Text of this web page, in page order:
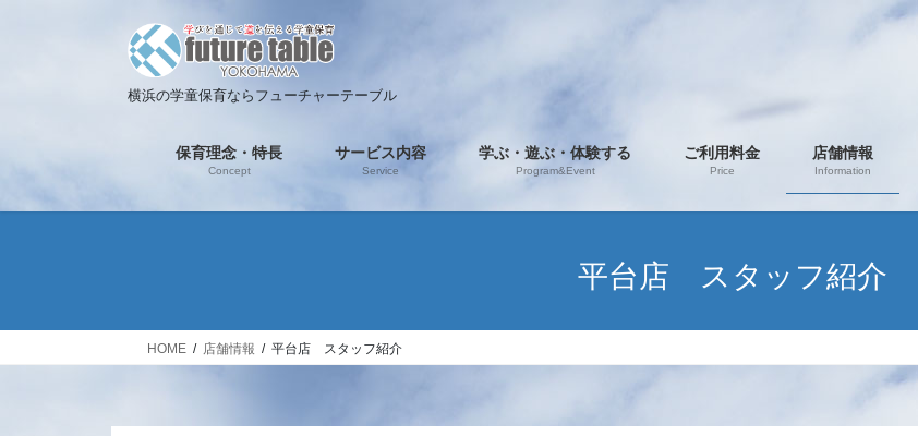
横浜の学童保育ならフューチャーテーブル
保育理念・特長
Concept
サービス内容
Service
学ぶ・遊ぶ・体験する
Program&Event
ご利用料金
Price
店舗情報
Information
平台店 スタッフ紹介
HOME 店舗情報 平台店 スタッフ紹介